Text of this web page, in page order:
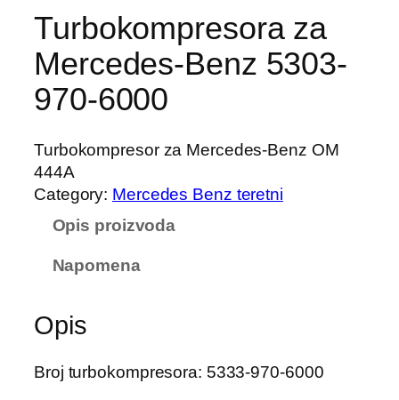
Turbokompresora za
Mercedes-Benz 5303-
970-6000
Turbokompresor za Mercedes-Benz OM
444A
Category: Mercedes Benz teretni
Opis proizvoda
Napomena
Opis
Broj turbokompresora: 5333-970-6000